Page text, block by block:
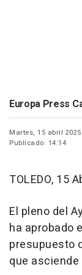
Europa Press
Martes, 15 abril 2025
Publicado: 14:14
TOLEDO, 15
El pleno del
ha aprobado
presupuesto
que